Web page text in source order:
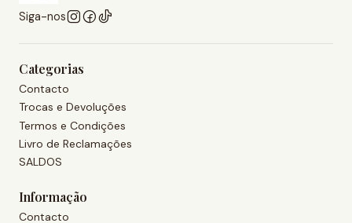
Siga-nos
Categorias
Contacto
Trocas e Devoluções
Termos e Condições
Livro de Reclamações
SALDOS
Informação
Contacto